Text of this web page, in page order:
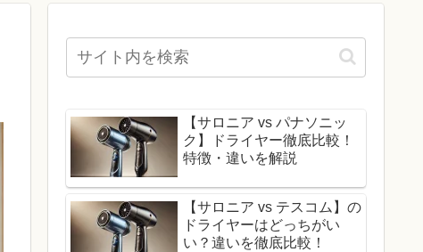
【サロニア vs パナソニッ
ク】ドライヤー徹底比較！
特徴・違いを解説
【サロニア vs テスコム】の
ドライヤーはどっちがい
い？違いを徹底比較！